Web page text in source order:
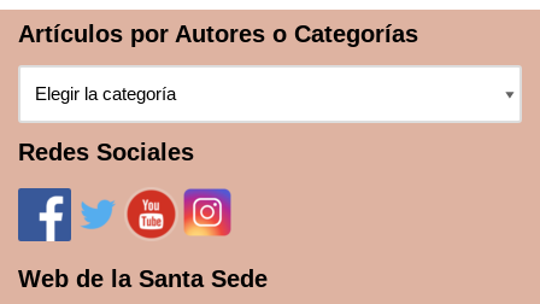
Artículos por Autores o Categorías
Redes Sociales
Web de la Santa Sede